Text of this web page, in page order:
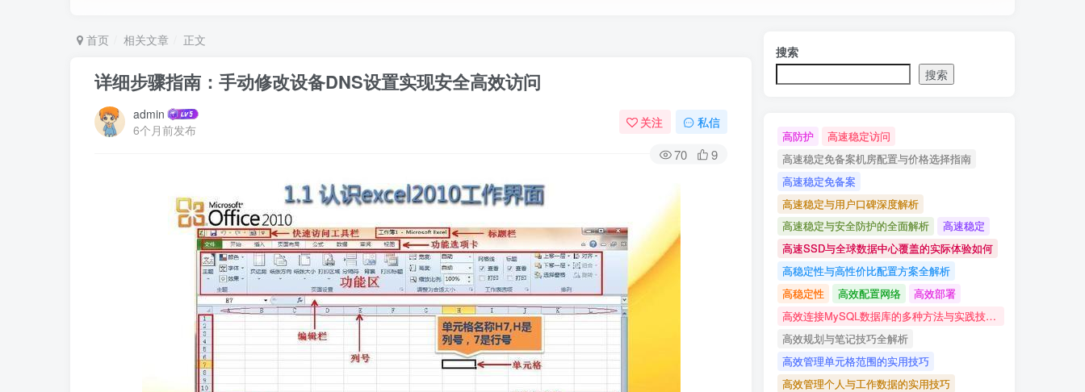
首页 相关文章 正文
详细步骤指南：手动修改设备DNS设置实现安全高效访问
admin
6个月前发布
关注 私信
70 9
搜索
搜索
高防护
高速稳定访问
高速稳定免备案机房配置与价格选择指南
高速稳定免备案
高速稳定与用户口碑深度解析
高速稳定与安全防护的全面解析
高速稳定
高速SSD与全球数据中心覆盖的实际体验如何
高稳定性与高性价比配置方案全解析
高稳定性
高效配置网络
高效部署
高效连接MySQL数据库的多种方法与实践技巧详解
高效规划与笔记技巧全解析
高效管理单元格范围的实用技巧
高效管理个人与工作数据的实用技巧